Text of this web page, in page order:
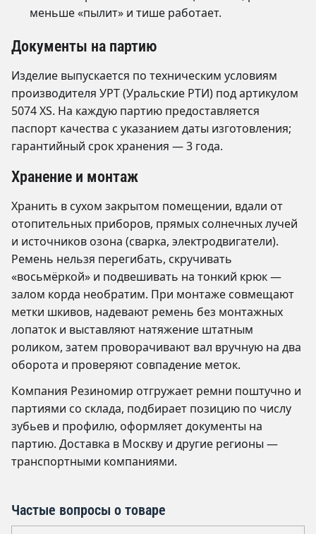
меньше «пылит» и тише работает.
Документы на партию
Изделие выпускается по техническим условиям
производителя УРТ (Уральские РТИ) под артикулом
5074 XS. На каждую партию предоставляется
паспорт качества с указанием даты изготовления;
гарантийный срок хранения — 3 года.
Хранение и монтаж
Хранить в сухом закрытом помещении, вдали от
отопительных приборов, прямых солнечных лучей
и источников озона (сварка, электродвигатели).
Ремень нельзя перегибать, скручивать
«восьмёркой» и подвешивать на тонкий крюк —
залом корда необратим. При монтаже совмещают
метки шкивов, надевают ремень без монтажных
лопаток и выставляют натяжение штатным
роликом, затем проворачивают вал вручную на два
оборота и проверяют совпадение меток.
Компания Резиномир отгружает ремни поштучно и
партиями со склада, подбирает позицию по числу
зубьев и профилю, оформляет документы на
партию. Доставка в Москву и другие регионы —
транспортными компаниями.
Частые вопросы о товаре